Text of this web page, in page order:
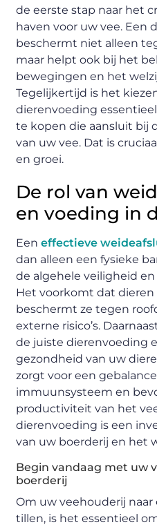
de eerste stap naar het
haven voor uw vee. Een
beschermt niet alleen
maar helpt ook bij het
bewegingen en het
Tegelijkertijd is het
dierenvoeding
te kopen die aansluit bij
van uw vee. Dat is
en groei.
De rol van
en voeding in
Eeneffectieve
dan alleen een fysieke
de algehele veiligheid
Het voorkomt dat
beschermt ze tegen
externe risico’s.
de juiste dierenvoeding
gezondheid van uw
zorgt voor een
immuunsysteem en
productiviteit van het
dierenvoeding is een
van uw boerderij en het
Begin vandaag met uw
boerderij
Om uw veehouderij
tillen, is het essentieel